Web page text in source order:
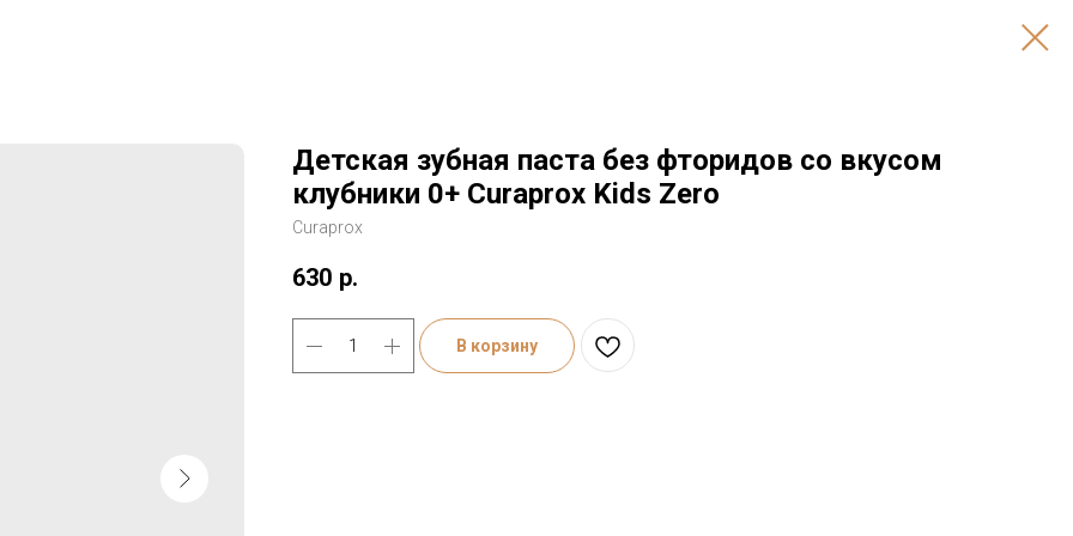
Детская зубная паста без фторидов со вкусом
клубники 0+ Curaprox Kids Zero
Curaprox
630 р.
В корзину